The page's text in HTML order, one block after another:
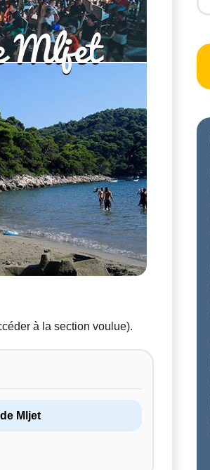
à la section voulue).
Mljet